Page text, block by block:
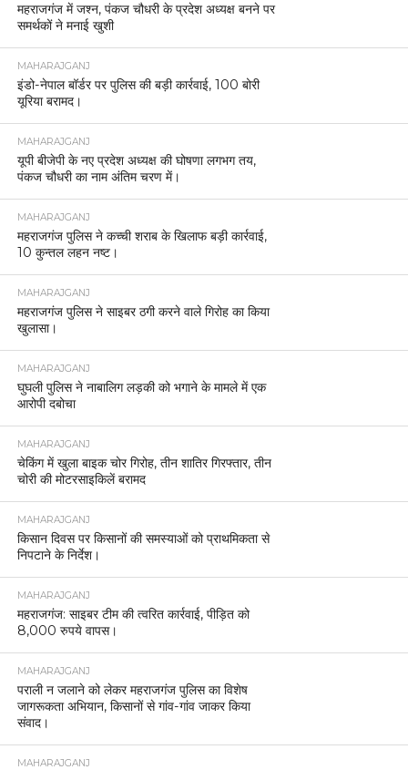
महराजगंज में जश्न, पंकज चौधरी के प्रदेश अध्यक्ष बनने पर
समर्थकों ने मनाई खुशी
MAHARAJGANJ
इंडो-नेपाल बॉर्डर पर पुलिस की बड़ी कार्रवाई, 100 बोरी
यूरिया बरामद।
MAHARAJGANJ
यूपी बीजेपी के नए प्रदेश अध्यक्ष की घोषणा लगभग तय,
पंकज चौधरी का नाम अंतिम चरण में।
MAHARAJGANJ
महराजगंज पुलिस ने कच्ची शराब के खिलाफ बड़ी कार्रवाई,
10 कुन्तल लहन नष्ट।
MAHARAJGANJ
महराजगंज पुलिस ने साइबर ठगी करने वाले गिरोह का किया
खुलासा।
MAHARAJGANJ
घुघली पुलिस ने नाबालिग लड़की को भगाने के मामले में एक
आरोपी दबोचा
MAHARAJGANJ
चेकिंग में खुला बाइक चोर गिरोह, तीन शातिर गिरफ्तार, तीन
चोरी की मोटरसाइकिलें बरामद
MAHARAJGANJ
किसान दिवस पर किसानों की समस्याओं को प्राथमिकता से
निपटाने के निर्देश।
MAHARAJGANJ
महराजगंज: साइबर टीम की त्वरित कार्रवाई, पीड़ित को
8,000 रुपये वापस।
MAHARAJGANJ
पराली न जलाने को लेकर महराजगंज पुलिस का विशेष
जागरूकता अभियान, किसानों से गांव-गांव जाकर किया
संवाद।
MAHARAJGANJ